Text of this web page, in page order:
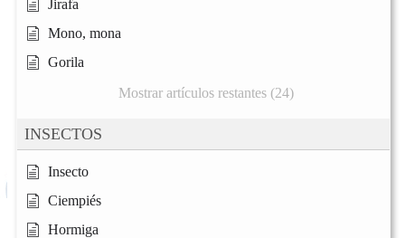
Jirafa
Mono, mona
Gorila
Mostrar artículos restantes (24)
INSECTOS
Insecto
Ciempiés
Hormiga